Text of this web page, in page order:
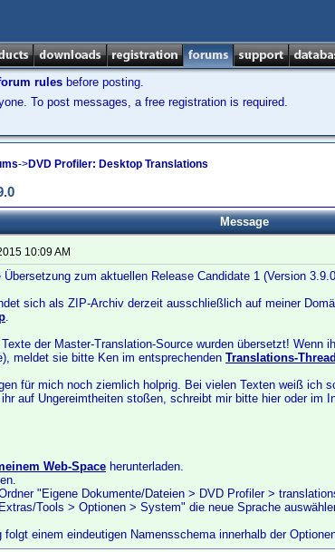
rules before posting.
To post messages, a free registration is required.
->DVD Profiler: Desktop Translations
Message
10:09 AM
Übersetzung zum aktuellen Release Candidate 1 (Version
sich als ZIP-Archiv derzeit ausschließlich auf meiner
.
der Master-Translation-Source wurden übersetzt! Wenn
meldet sie bitte Ken im entsprechenden Translations-
für mich noch ziemlich holprig. Bei vielen Texten weiß ich
auf Ungereimtheiten stoßen, schreibt mir bitte hier oder im
Web-Space herunterladen.
"Eigene Dokumente/Dateien > DVD Profiler >
Tools > Optionen > System" die neue Sprache
folgt einem eindeutigen Namensschema innerhalb der